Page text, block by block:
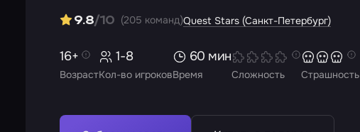
Quest Stars (Санкт-Петербург)
9.8/10 (205 команд)
Возраст
16+
Кол-во игроков
1-8
Время
60 мин
Сложность Страшность